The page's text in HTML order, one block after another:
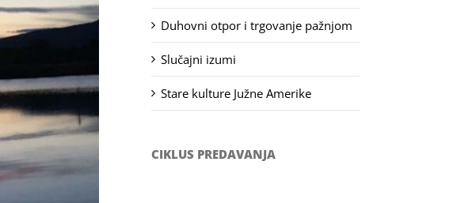
Duhovni otpor i trgovanje pažnjom
Slučajni izumi
Stare kulture Južne Amerike
CIKLUS PREDAVANJA